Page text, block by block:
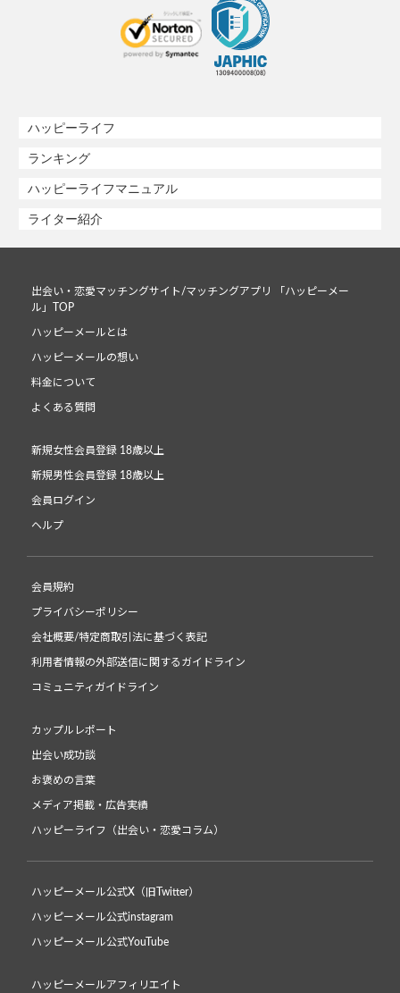
ハッピーライフ
ランキング
ハッピーライフマニュアル
ライター紹介
出会い・恋愛マッチングサイト/マッチングアプリ 「ハッピーメー
ル」TOP
ハッピーメールとは
ハッピーメールの想い
料金について
よくある質問
新規女性会員登録 18歳以上
新規男性会員登録 18歳以上
会員ログイン
ヘルプ
会員規約
プライバシーポリシー
会社概要/特定商取引法に基づく表記
利用者情報の外部送信に関するガイドライン
コミュニティガイドライン
カップルレポート
出会い成功談
お褒めの言葉
メディア掲載・広告実績
ハッピーライフ（出会い・恋愛コラム）
ハッピーメール公式X（旧Twitter）
ハッピーメール公式instagram
ハッピーメール公式YouTube
ハッピーメールアフィリエイト